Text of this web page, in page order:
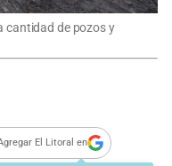
cantidad de pozos y
El Litoral en